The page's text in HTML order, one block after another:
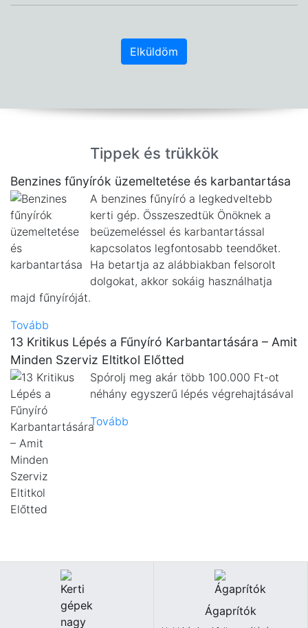
Elküldöm
Tippek és trükkök
Benzines fűnyírók üzemeltetése és karbantartása
A benzines fűnyíró a legkedveltebb
kerti gép. Összeszedtük Önöknek a
beüzemeléssel és karbantartással
kapcsolatos legfontosabb teendőket.
Ha betartja az alábbiakban felsorolt
dolgokat, akkor sokáig használhatja
majd fűnyíróját.
Tovább
13 Kritikus Lépés a Fűnyíró Karbantartására – Amit
Minden Szerviz Eltitkol Előtted
Spórolj meg akár több 100.000 Ft-ot
néhány egyszerű lépés végrehajtásával
Tovább
Ágaprítók